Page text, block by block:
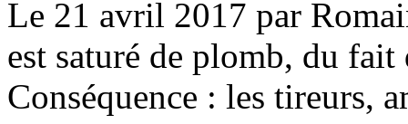
Le 21 avril 2017 par
est saturé de plomb, du
Conséquence : les tireurs,